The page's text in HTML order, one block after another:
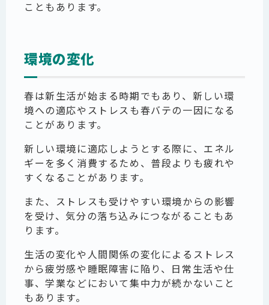
こともあります。
環境の変化
春は新生活が始まる時期でもあり、新しい環
境への適応やストレスも春バテの一因になる
ことがあります。
新しい環境に適応しようとする際に、エネル
ギーを多く消費するため、普段よりも疲れや
すくなることがあります。
また、ストレスも受けやすい環境からの影響
を受け、気分の落ち込みにつながることもあ
ります。
生活の変化や人間関係の変化によるストレス
から疲労感や睡眠障害に陥り、日常生活や仕
事、学業などにおいて集中力が続かないこと
もあります。